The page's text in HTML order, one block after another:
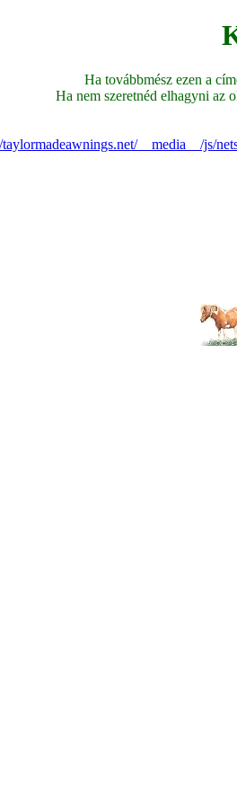
Ha továbbmész ezen a
Ha nem szeretnéd elhagyni az
__media__/js/